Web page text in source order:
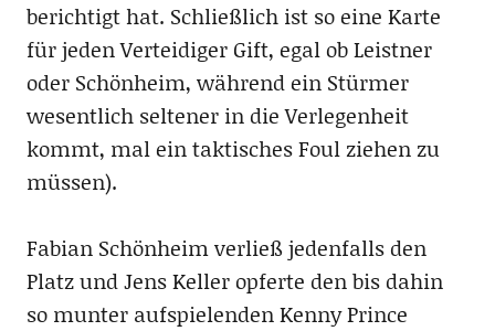
berichtigt hat. Schließlich ist so eine Karte
für jeden Verteidiger Gift, egal ob Leistner
oder Schönheim, während ein Stürmer
wesentlich seltener in die Verlegenheit
kommt, mal ein taktisches Foul ziehen zu
müssen).
Fabian Schönheim verließ jedenfalls den
Platz und Jens Keller opferte den bis dahin
so munter aufspielenden Kenny Prince